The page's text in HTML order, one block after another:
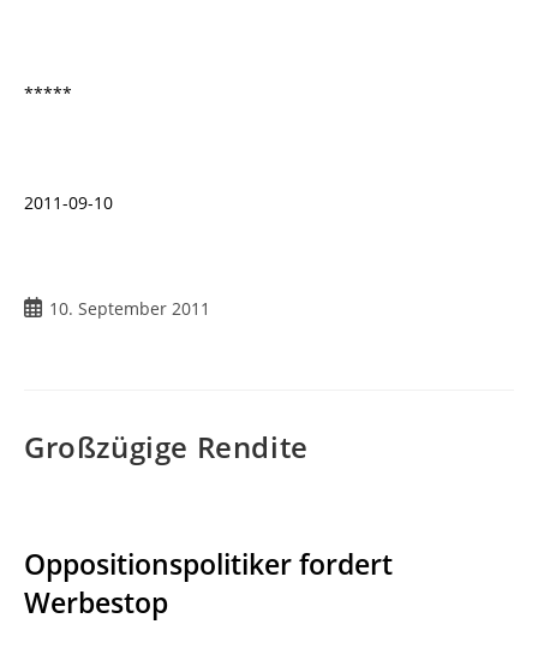
*****
2011-09-10
Beitrag10. September 2011
Großzügige Rendite
Oppositionspolitiker fordert
Werbestop